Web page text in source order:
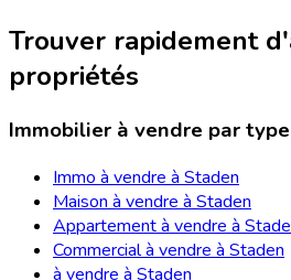
Trouver rapidement
propriétés
Immobilier à vendre par type
Immo à vendre à Staden
Maison à vendre à Staden
Appartement à vendre à
Commercial à vendre à Staden
à vendre à Staden